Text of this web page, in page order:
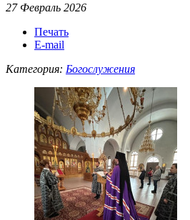
27 Февраль 2026
Печать
E-mail
Категория: Богослужения